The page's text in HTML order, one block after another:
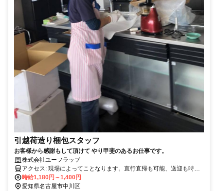
引越荷造り梱包スタッフ
お客様から感謝もして頂けて やり甲斐のあるお仕事です。
株式会社ユーフラップ
アクセス: 現場によってことなります。直行直帰も可能、送迎も時と
場合によってあります。
時給1,180円～1,400円
愛知県名古屋市中川区